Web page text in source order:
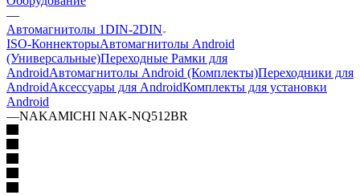
—
Автомагнитолы 1DIN-2DIN
ISO-КоннекторыАвтомагнитолы Android
(Универсальные)Переходные Рамки для
AndroidАвтомагнитолы Android (Комплекты)Переходники для
AndroidАксессуары для AndroidКомплекты для установки
Android
—NAKAMICHI NAK-NQ512BR